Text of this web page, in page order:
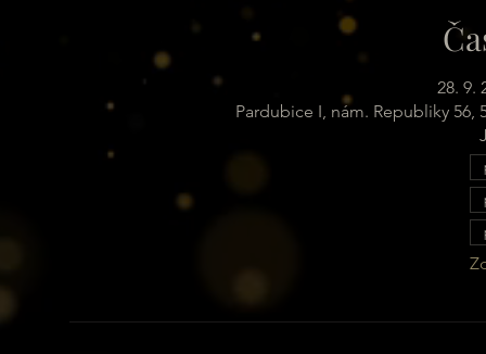
28. 9.
Pardubice I, nám. Republiky 56,